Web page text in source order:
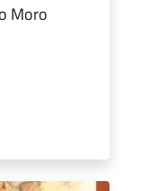
Moro